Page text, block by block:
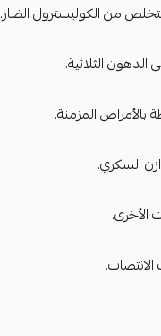
من الكوليسترول الضار.
بالأمراض المزمنة.
السكري.
الأخرى.